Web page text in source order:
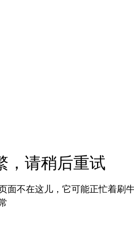
，请稍后重试
面不在这儿，它可能正忙着刷